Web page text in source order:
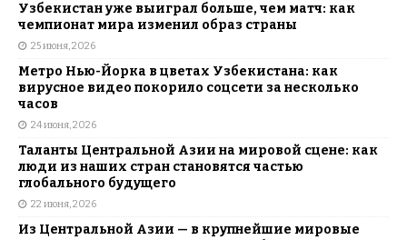
Узбекистан уже выиграл больше, чем матч: как
чемпионат мира изменил образ страны
25 июня, 2026
Метро Нью-Йорка в цветах Узбекистана: как
вирусное видео покорило соцсети за несколько
часов
24 июня, 2026
Таланты Центральной Азии на мировой сцене: как
люди из наших стран становятся частью
глобального будущего
22 июня, 2026
Из Центральной Азии — в крупнейшие мировые